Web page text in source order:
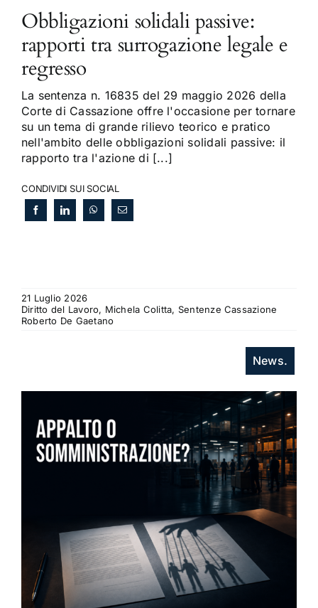
Obbligazioni solidali passive:
rapporti tra surrogazione legale e
regresso
La sentenza n. 16835 del 29 maggio 2026 della
Corte di Cassazione offre l'occasione per tornare
su un tema di grande rilievo teorico e pratico
nell'ambito delle obbligazioni solidali passive: il
rapporto tra l'azione di [...]
CONDIVIDI SUI SOCIAL
21 Luglio 2026
Diritto del Lavoro, Michela Colitta, Sentenze Cassazione
Roberto De Gaetano
News.